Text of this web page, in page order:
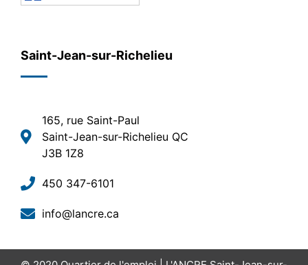
Saint-Jean-sur-Richelieu
165, rue Saint-Paul
Saint-Jean-sur-Richelieu QC
J3B 1Z8
450 347-6101
info@lancre.ca